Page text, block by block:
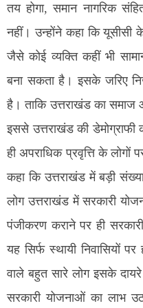
तय होगा, समान नागरिक
नहीं। उन्होंने कहा कि यूसीसी
जैसे कोई व्यक्ति कहीं भी
बना सकता है। इसके जरिए
है। ताकि उत्तराखंड का
इससे उत्तराखंड की डेमोग्राफी
ही अपराधिक प्रवृत्ति के
कहा कि उत्तराखंड में बड़ी
लोग उत्तराखंड में सरकारी
पंजीकरण कराने पर ही
यह सिर्फ स्थायी निवासियों
वाले बहुत सारे लोग इसके
सरकारी योजनाओं का लाभ